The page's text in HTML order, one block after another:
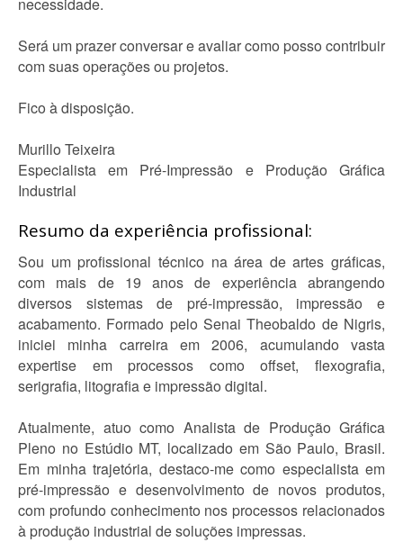
Será um prazer conversar e avaliar como posso contribuir
com suas operações ou projetos.
Fico à disposição.
Murillo Teixeira
Especialista em Pré-Impressão e Produção Gráfica
Industrial
Resumo da experiência profissional:
Sou um profissional técnico na área de artes gráficas,
com mais de 19 anos de experiência abrangendo
diversos sistemas de pré-impressão, impressão e
acabamento. Formado pelo Senai Theobaldo de Nigris,
iniciei minha carreira em 2006, acumulando vasta
expertise em processos como offset, flexografia,
serigrafia, litografia e impressão digital.
Atualmente, atuo como Analista de Produção Gráfica
Pleno no Estúdio MT, localizado em São Paulo, Brasil.
Em minha trajetória, destaco-me como especialista em
pré-impressão e desenvolvimento de novos produtos,
com profundo conhecimento nos processos relacionados
à produção industrial de soluções impressas.